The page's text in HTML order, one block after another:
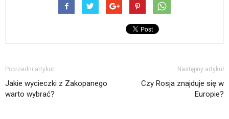
Poprzedni artykuł
Jakie wycieczki z Zakopanego
warto wybrać?
Następny artykuł
Czy Rosja znajduje się w
Europie?